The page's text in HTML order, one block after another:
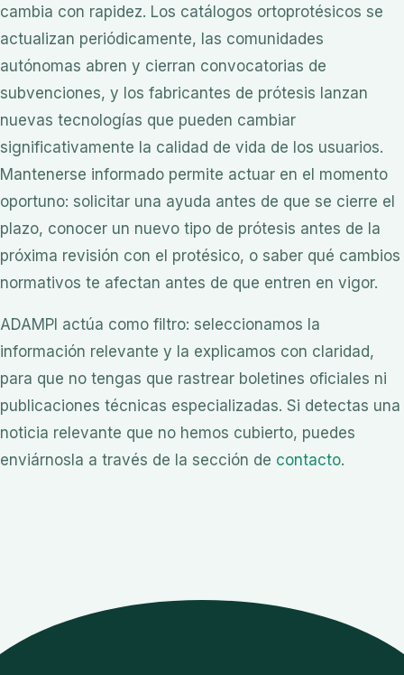
cambia con rapidez. Los catálogos ortoprotésicos se
actualizan periódicamente, las comunidades
autónomas abren y cierran convocatorias de
subvenciones, y los fabricantes de prótesis lanzan
nuevas tecnologías que pueden cambiar
significativamente la calidad de vida de los usuarios.
Mantenerse informado permite actuar en el momento
oportuno: solicitar una ayuda antes de que se cierre el
plazo, conocer un nuevo tipo de prótesis antes de la
próxima revisión con el protésico, o saber qué cambios
normativos te afectan antes de que entren en vigor.
ADAMPI actúa como filtro: seleccionamos la
información relevante y la explicamos con claridad,
para que no tengas que rastrear boletines oficiales ni
publicaciones técnicas especializadas. Si detectas una
noticia relevante que no hemos cubierto, puedes
enviárnosla a través de la sección de contacto.